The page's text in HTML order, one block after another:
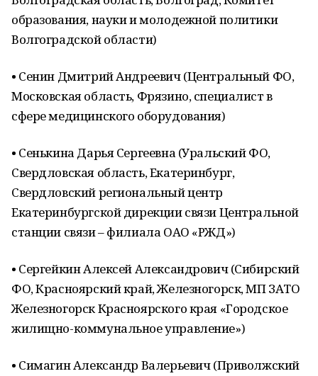
образования, науки и молодежной политики
Волгоградской области)
• Сенин Дмитрий Андреевич (Центральный ФО,
Московская область, Фрязино, специалист в
сфере медицинского оборудования)
• Сенькина Дарья Сергеевна (Уральский ФО,
Свердловская область, Екатеринбург,
Свердловский региональный центр
Екатеринбургской дирекции связи Центральной
станции связи – филиала ОАО «РЖД»)
• Сергейкин Алексей Александрович (Сибирский
ФО, Красноярский край, Железногорск, МП ЗАТО
Железногорск Красноярского края «Городское
жилищно-коммунальное управление»)
• Симагин Александр Валерьевич (Приволжский